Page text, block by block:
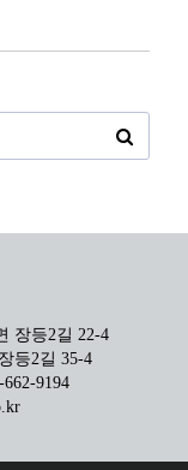
장등2길 22-4
등2길 35-4
9194